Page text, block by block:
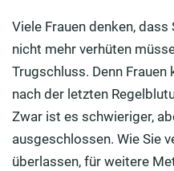
Viele Frauen denken,
nicht mehr verhüten
Trugschluss. Denn
nach der letzten
Zwar ist es schwieriger,
ausgeschlossen. Wie Sie
überlassen, für weitere